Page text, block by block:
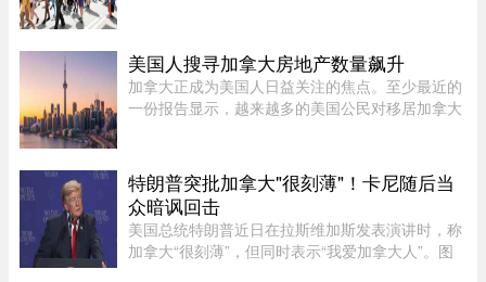
承诺今年将加强安保。 ...
美国人搜寻加拿大房地产数量飙升
加拿大正成为美国人日益关注的焦点。至少最近的
一份报告显示，越来越多的美国公民对移居加拿大
访问量的研究，发现美国用户对加拿 ...
特朗普突批加拿大"很刻薄"！卡尼随后当
众暗讽回击
美国总统特朗普近日在拉斯维加斯发表演讲时，称
加拿大“很刻薄”，但同时表示“我爱加拿大人”。图